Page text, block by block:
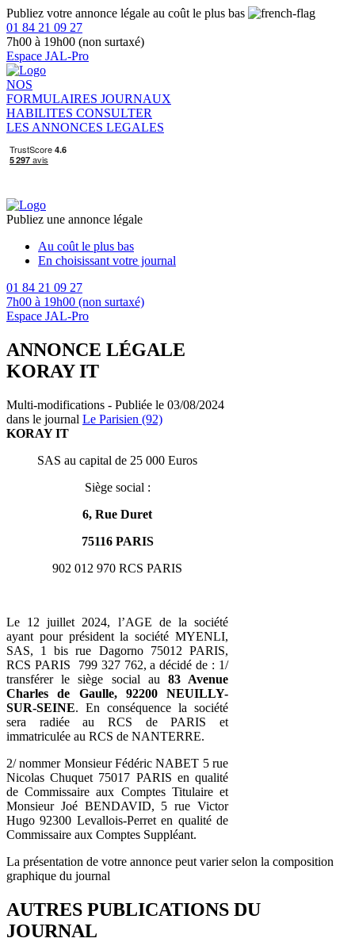
Publiez votre annonce légale au coût le plus bas
01 84 21 09 27
7h00 à 19h00 (non surtaxé)
Espace JAL-Pro
NOS
FORMULAIRES JOURNAUX
HABILITES CONSULTER
LES ANNONCES LEGALES
Publiez une annonce légale
Au coût le plus bas
En choisissant votre journal
01 84 21 09 27
7h00 à 19h00 (non surtaxé)
Espace JAL-Pro
ANNONCE LÉGALE
KORAY IT
Multi-modifications - Publiée le 03/08/2024
dans le journal Le Parisien (92)
KORAY IT
SAS au capital de 25 000 Euros
Siège social :
6, Rue Duret
75116 PARIS
902 012 970 RCS PARIS
Le 12 juillet 2024, l’AGE de la société
ayant pour président la société MYENLI,
SAS, 1 bis rue Dagorno 75012 PARIS,
RCS PARIS 799 327 762, a décidé de : 1/
transférer le siège social au 83 Avenue
Charles de Gaulle, 92200 NEUILLY-
SUR-SEINE. En conséquence la société
sera radiée au RCS de PARIS et
immatriculée au RCS de NANTERRE.
2/ nommer Monsieur Fédéric NABET 5 rue
Nicolas Chuquet 75017 PARIS en qualité
de Commissaire aux Comptes Titulaire et
Monsieur Joé BENDAVID, 5 rue Victor
Hugo 92300 Levallois-Perret en qualité de
Commissaire aux Comptes Suppléant.
La présentation de votre annonce peut varier selon la composition
graphique du journal
AUTRES PUBLICATIONS DU
JOURNAL